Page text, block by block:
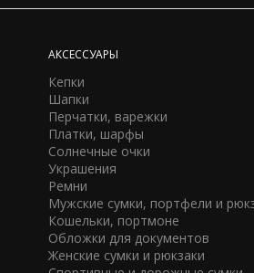
Мужской бадлон WH
2 300 руб.
Мужской свитер WH
АКСЕССУАРЫ
Кепки
Шапки
Перчатки, варежки
Платки, шарфы
Солнечные очки
Украшения
Ремни
Мужские сумки, портфели и
Кошельки, портмоне
Обложки для документов
Женские сумки и рюкзаки